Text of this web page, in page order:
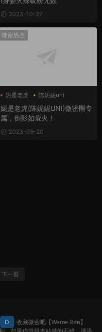
2023-10-27
微密热点
妮是老虎
陈妮妮uni
陈妮妮uni微密圈
妮是老虎(陈妮妮UNI)微密圈专
属，倒影如萤火！
2023-09-20
下一页
D
收藏微密吧【Weme.Ren】